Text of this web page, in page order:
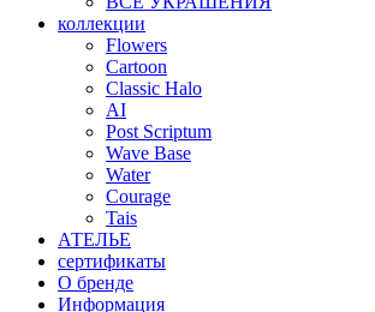
коллекции
Flowers
Cartoon
Classic Halo
AI
Post Scriptum
Wave Base
Water
Courage
Tais
АТЕЛЬЕ
сертификаты
О бренде
Информация